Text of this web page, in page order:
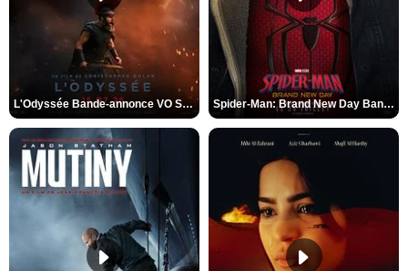
L'Odyssée Bande-annonce VO STFR Spider-Man: Brand New Day Bande-annonce VO STFR